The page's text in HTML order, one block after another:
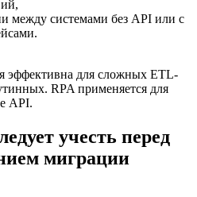
между системами без API или с
эффективна для сложных ETL-
RPA применяется для
API.
учесть перед
миграции